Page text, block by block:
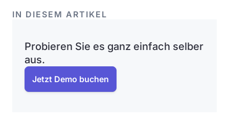
IN DIESEM ARTIKEL
Probieren Sie es ganz einfach selber
aus.
Jetzt Demo buchen